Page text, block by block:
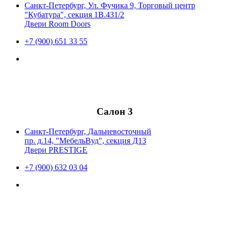
Санкт-Петербург, Ул. Фучика 9, Торговый центр
"Кубатура", секция 1В.431/2
Двери Room Doors
+7 (900) 651 33 55
Салон 3
Санкт-Петербург, Дальневосточный
пр. д.14, "МебельВуд", секция Д13
Двери PRESTIGE
+7 (900) 632 03 04